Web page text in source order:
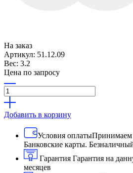
На заказ
Артикул: 51.12.09
Вес: 3.2
Цена по запросу
Добавить в корзину
Условия оплатыПринимаем
Банковские карты.
Гарантия Гарантия на
месяцев